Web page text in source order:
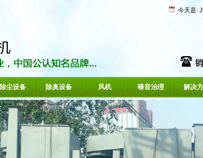
今天是:
除尘设备 除臭设备 风机 噪音治理 解决